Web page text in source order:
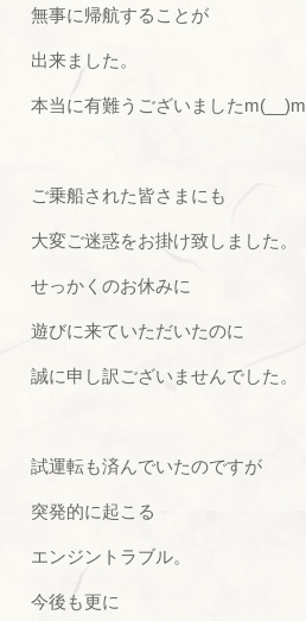
無事に帰航することが
出来ました。
本当に有難うございましたm(__)m
ご乗船された皆さまにも
大変ご迷惑をお掛け致しました。
せっかくのお休みに
遊びに来ていただいたのに
誠に申し訳ございませんでした。
試運転も済んでいたのですが
突発的に起こる
エンジントラブル。
今後も更に